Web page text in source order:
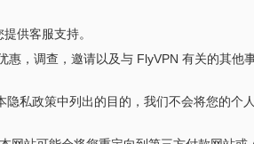
供客服支持。
惠，调查，邀请以及与 FlyVPN 有关的其他事
私政策中列出的目的，我们不会将您的个人